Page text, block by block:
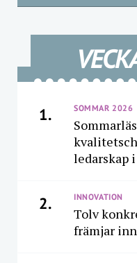
1. SOMMAR 2026
ledarskap
2. INNOVATION
Tolv
främjar